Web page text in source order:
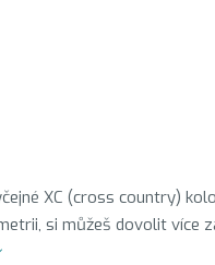
XC (cross country)
si můžeš dovolit více